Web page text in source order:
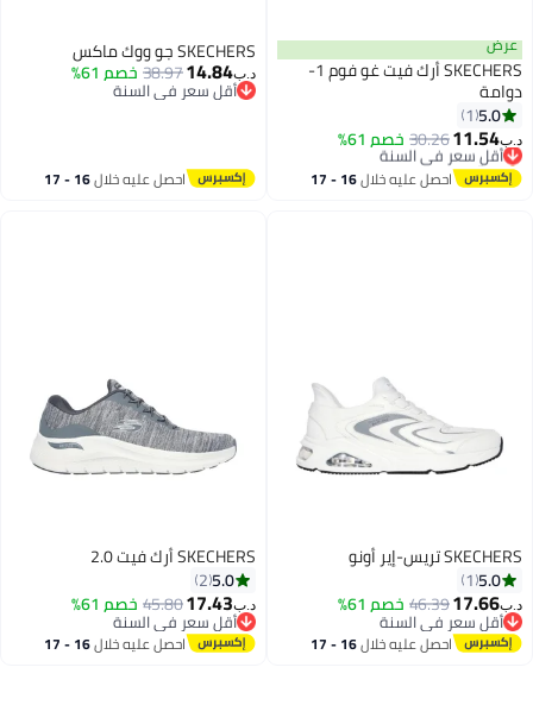
عرض
SKECHERS أرك فيت غو فوم 1-
دوامة
5.0
1
د.ب‏11.54
30.26خصم 61%
أقل سعر في السنة
بتخلّص بسرعة
أقل سعر في السنة
احصل عليه خلال 16 - 17
SKECHERS جو ووك ماكس
د.ب‏14.84
38.97خصم 61%
أقل سعر في السنة
أقل سعر في السنة
احصل عليه خلال 16 - 17
SKECHERS تريس-إير أونو
5.0
1
د.ب‏17.66
46.39خصم 61%
أقل سعر في السنة
أقل سعر في السنة
احصل عليه خلال 16 - 17
SKECHERS أرك فيت 2.0
5.0
2
د.ب‏17.43
45.80خصم 61%
أقل سعر في السنة
أقل سعر في السنة
احصل عليه خلال 16 - 17